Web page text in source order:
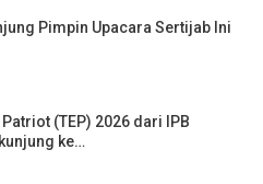
Pimpin Upacara Sertijab Ini
(TEP) 2026 dari IPB
ke…